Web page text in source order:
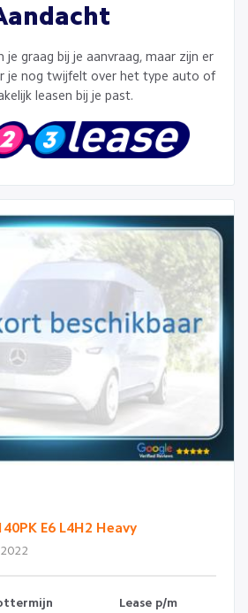
je graag bij je aanvraag, maar zijn er
je nog twijfelt over het type auto of
leasen bij je past.
E6 L4H2 Heavy
Lease p/m